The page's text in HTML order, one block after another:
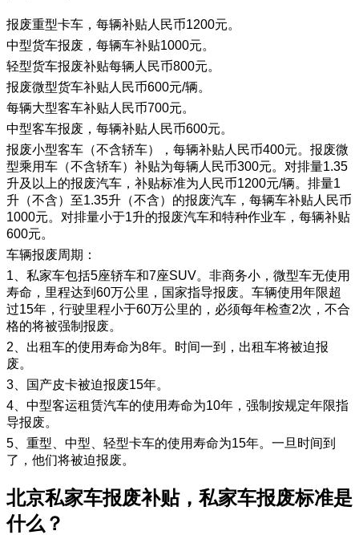
报废重型卡车，每辆补贴人民币1200元。
中型货车报废，每辆车补贴1000元。
轻型货车报废补贴每辆人民币800元。
报废微型货车补贴人民币600元/辆。
每辆大型客车补贴人民币700元。
中型客车报废，每辆补贴人民币600元。
报废小型客车（不含轿车），每辆补贴人民币400元。报废微
型乘用车（不含轿车）补贴为每辆人民币300元。对排量1.35
升及以上的报废汽车，补贴标准为人民币1200元/辆。排量1
升（不含）至1.35升（不含）的报废汽车，每辆车补贴人民币
1000元。对排量小于1升的报废汽车和特种作业车，每辆补贴
600元。
车辆报废周期：
1、私家车包括5座轿车和7座SUV。非商务小，微型车无使用
寿命，里程达到60万公里，国家指导报废。车辆使用年限超
过15年，行驶里程小于60万公里的，必须每年检查2次，不合
格的将被强制报废。
2、出租车的使用寿命为8年。时间一到，出租车将被迫报
废。
3、国产皮卡被迫报废15年。
4、中型客运租赁汽车的使用寿命为10年，强制按规定年限指
导报废。
5、重型、中型、轻型卡车的使用寿命为15年。一旦时间到
了，他们将被迫报废。
​北京私家车报废补贴，私家车报废标准是
什么？